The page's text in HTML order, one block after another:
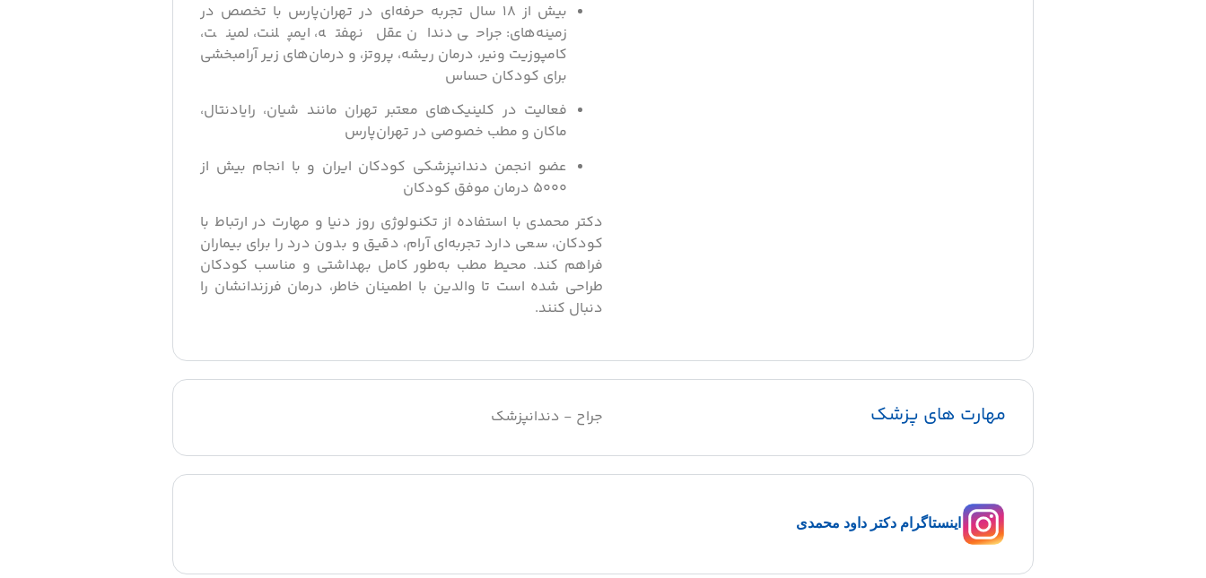
بیش از ۱۸ سال تجربه حرفه‌ای در تهران‌پارس با تخصص در
زمینه‌های: جراحی دندان عقل نهفته، ایمپلنت، لمینت،
کامپوزیت ونیر، درمان ریشه، پروتز، و درمان‌های زیر آرامبخشی
برای کودکان حساس
فعالیت در کلینیک‌های معتبر تهران مانند شیان، رایادنتال،
ماکان و مطب خصوصی در تهران‌پارس
عضو انجمن دندانپزشکی کودکان ایران و با انجام بیش از
۵۰۰۰ درمان موفق کودکان
دکتر محمدی با استفاده از تکنولوژی روز دنیا و مهارت در ارتباط با
کودکان، سعی دارد تجربه‌ای آرام، دقیق و بدون درد را برای بیماران
فراهم کند. محیط مطب به‌طور کامل بهداشتی و مناسب کودکان
طراحی شده است تا والدین با اطمینان خاطر، درمان فرزندانشان را
دنبال کنند.
مهارت های پزشک جراح - دندانپزشک
اینستاگرام دکتر داود محمدی